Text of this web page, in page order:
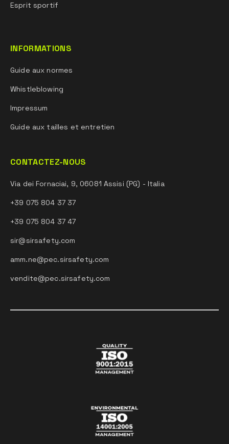
Esprit sportif
INFORMATIONS
Guide aux normes
Whistleblowing
Impressum
Guide aux tailles et entretien
CONTACTEZ-NOUS
Via dei Fornaciai, 9, 06081 Assisi (PG) - Italia
+39 075 804 37 37
+39 075 804 37 47
sir@sirsafety.com
amm.ne@pec.sirsafety.com
vendite@pec.sirsafety.com